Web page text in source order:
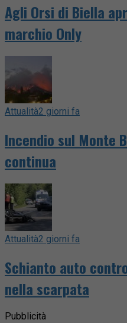
Agli Orsi di Biella
marchio Only
Attualità2 giorni fa
Incendio sul Monte
continua
Attualità2 giorni fa
Schianto auto
nella scarpata
Pubblicità